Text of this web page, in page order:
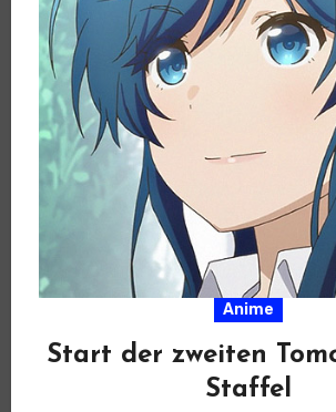
Anime
Start der zweiten
Staffel